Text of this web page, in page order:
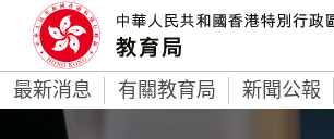
最新消息 有關教育局 新聞公報